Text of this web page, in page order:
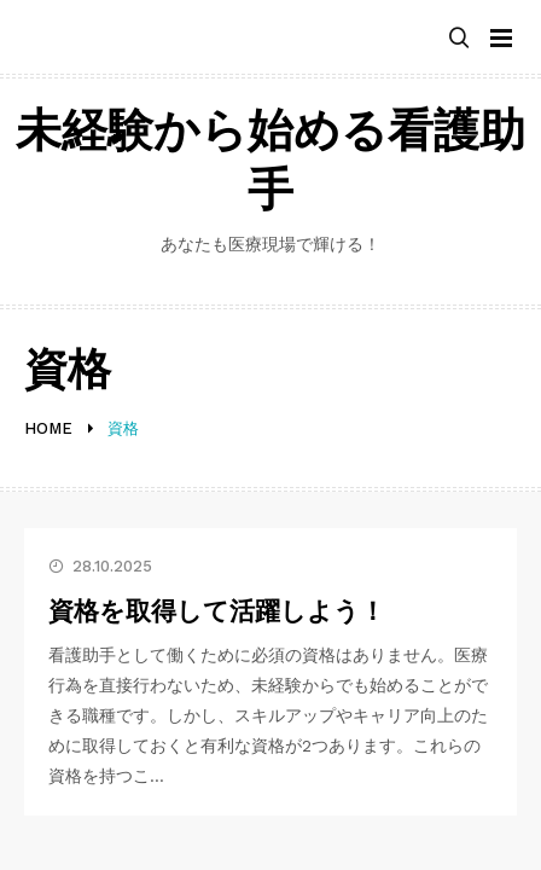
content
未経験から始める看護助
手
あなたも医療現場で輝ける！
HOME 資格
資格
28.10.2025
資格を取得して活躍しよう！
看護助手として働くために必須の資格はありません。医療
行為を直接行わないため、未経験からでも始めることがで
きる職種です。しかし、スキルアップやキャリア向上のた
めに取得しておくと有利な資格が2つあります。これらの
資格を持つこ…